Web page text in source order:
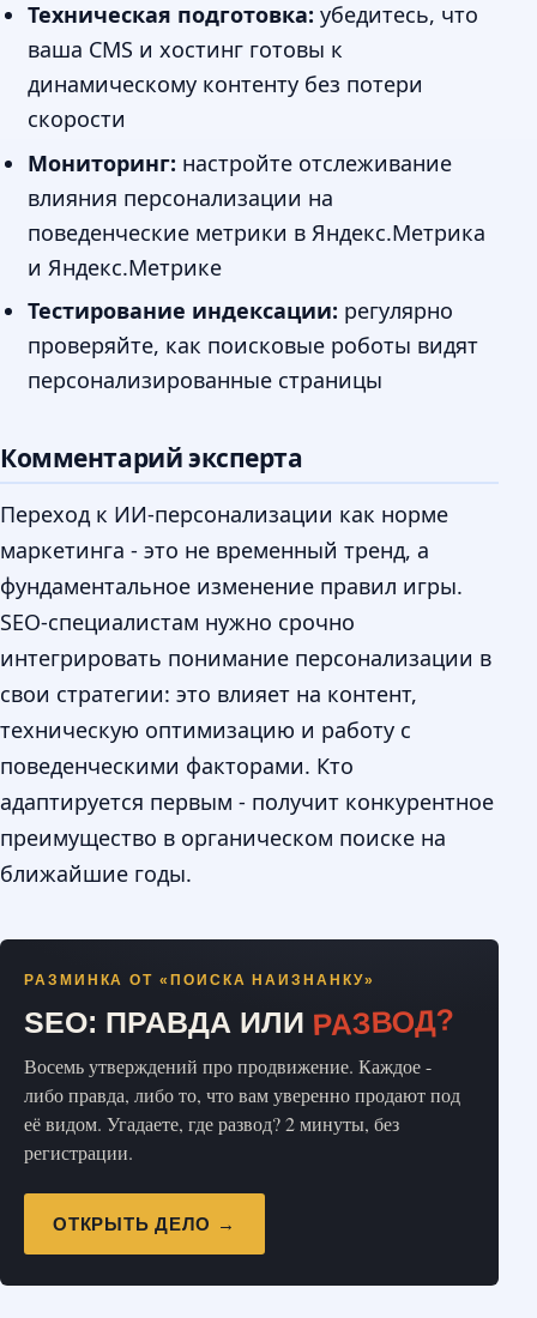
Техническая подготовка: убедитесь, что
ваша CMS и хостинг готовы к
динамическому контенту без потери
скорости
Мониторинг: настройте отслеживание
влияния персонализации на
поведенческие метрики в Яндекс.Метрика
и Яндекс.Метрике
Тестирование индексации: регулярно
проверяйте, как поисковые роботы видят
персонализированные страницы
Комментарий эксперта
Переход к ИИ-персонализации как норме
маркетинга - это не временный тренд, а
фундаментальное изменение правил игры.
SEO-специалистам нужно срочно
интегрировать понимание персонализации в
свои стратегии: это влияет на контент,
техническую оптимизацию и работу с
поведенческими факторами. Кто
адаптируется первым - получит конкурентное
преимущество в органическом поиске на
ближайшие годы.
РАЗМИНКА ОТ «ПОИСКА НАИЗНАНКУ»
SEO: ПРАВДА ИЛИ РАЗВОД?
Восемь утверждений про продвижение. Каждое -
либо правда, либо то, что вам уверенно продают под
её видом. Угадаете, где развод? 2 минуты, без
регистрации.
ОТКРЫТЬ ДЕЛО →